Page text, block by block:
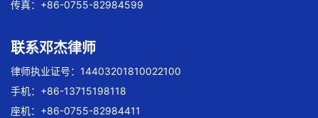
传真：+86-0755-82984599
联系邓杰律师
律师执业证号：14403201810022100
手机：+86-13715198118
座机：+86-0755-82984411